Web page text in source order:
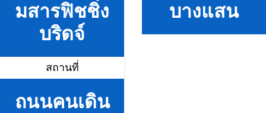
มสารฟิชชิ่ง
บริดจ์
บางแสน
สถานที่
ถนนคนเดิน